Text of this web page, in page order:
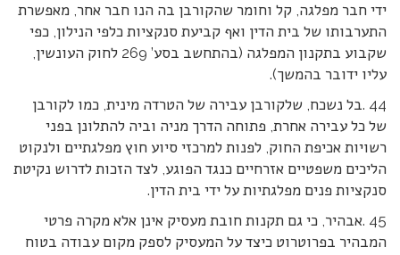
ידי חבר מפלגה, קל וחומר שהקורבן בה הנו חבר אחר, מאפשרת
התערבותו של בית הדין ואף קביעת סנקציות כלפי הנילון, כפי
שקבוע בתקנון המפלגה (בהתחשב בסע’ 269 לחוק העונשין,
עליו ידובר בהמשך).
44 .בל נשכח, שלקורבן עבירה של הטרדה מינית, כמו לקורבן
של כל עבירה אחרת, פתוחה הדרך מניה וביה להתלונן בפני
רשויות אכיפת החוק, לפנות למרכזי סיוע חוץ מפלגתיים ולנקוט
הליכים משפטיים אזרחיים כנגד הפוגע, לצד הזכות לדרוש נקיטת
סנקציות פנים מפלגתיות על ידי בית הדין.
45 .אבהיר, כי גם תקנות חובת מעסיק אינן אלא מקרה פרטי
המבהיר בפרוטרוט כיצד על המעסיק לספק מקום עבודה בטוח